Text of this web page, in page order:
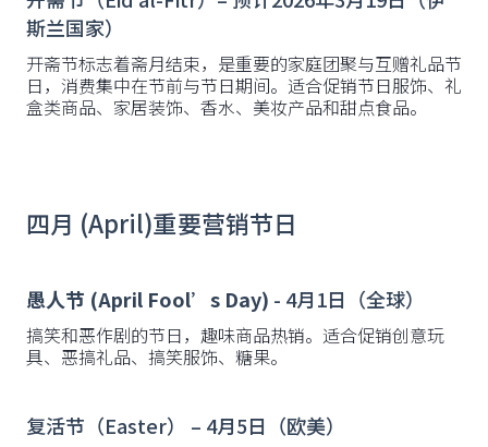
斯兰国家）
开斋节标志着斋月结束，是重要的家庭团聚与互赠礼品节
日，消费集中在节前与节日期间。适合促销节日服饰、礼
盒类商品、家居装饰、香水、美妆产品和甜点食品。
四月 (April)重要营销节日
愚人节 (April Fool’s Day) - 4月1日（全球）
搞笑和恶作剧的节日，趣味商品热销。适合促销创意玩
具、恶搞礼品、搞笑服饰、糖果。
复活节（Easter） – 4月5日（欧美）